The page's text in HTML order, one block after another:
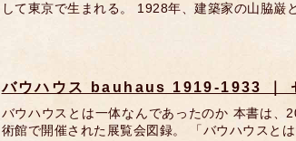
して東京で生まれる。 1928年、建築家の山脇
バウハウス bauhaus 1919-1933 ｜
バウハウスとは一体なんであったのか 本書は、
術館で開催された展覧会図録。 「バウハウスと